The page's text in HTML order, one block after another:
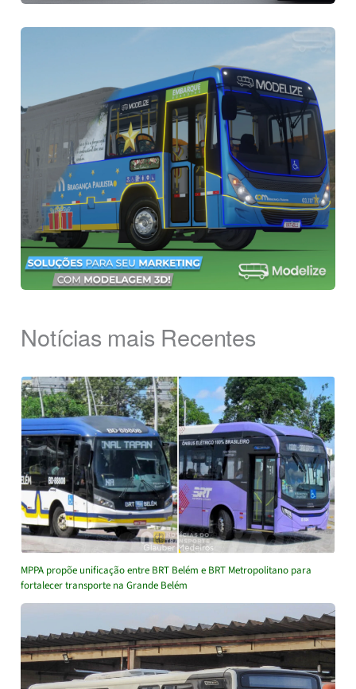
Notícias mais Recentes
MPPA propõe unificação entre BRT Belém e BRT Metropolitano para
fortalecer transporte na Grande Belém